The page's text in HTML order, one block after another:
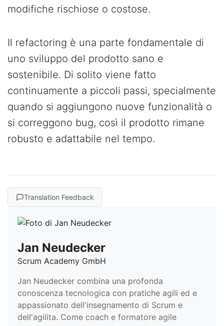
modifiche rischiose o costose.
Il refactoring è una parte fondamentale di
uno sviluppo del prodotto sano e
sostenibile. Di solito viene fatto
continuamente a piccoli passi, specialmente
quando si aggiungono nuove funzionalità o
si correggono bug, così il prodotto rimane
robusto e adattabile nel tempo.
Translation Feedback
Jan Neudecker
Scrum Academy GmbH
Jan Neudecker combina una profonda
conoscenza tecnologica con pratiche agili ed e
appassionato dell'insegnamento di Scrum e
dell'agilita. Come coach e formatore agile